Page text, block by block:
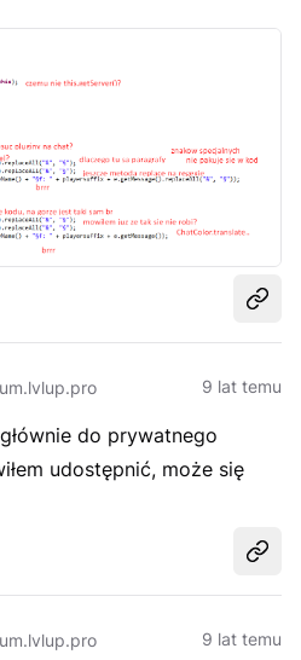
9 lat temu
do prywatnego
udostępnić, może się
9 lat temu